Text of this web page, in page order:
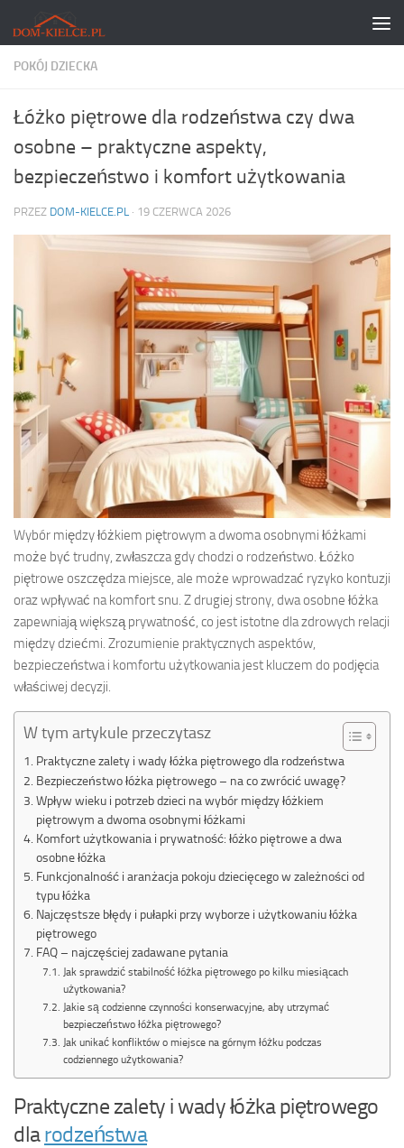
Skip to content
POKÓJ DZIECKA
Łóżko piętrowe dla rodzeństwa czy dwa
osobne – praktyczne aspekty,
bezpieczeństwo i komfort użytkowania
PRZEZ DOM-KIELCE.PL · 19 CZERWCA 2026
Wybór między łóżkiem piętrowym a dwoma osobnymi łóżkami
może być trudny, zwłaszcza gdy chodzi o rodzeństwo. Łóżko
piętrowe oszczędza miejsce, ale może wprowadzać ryzyko kontuzji
oraz wpływać na komfort snu. Z drugiej strony, dwa osobne łóżka
zapewniają większą prywatność, co jest istotne dla zdrowych relacji
między dziećmi. Zrozumienie praktycznych aspektów,
bezpieczeństwa i komfortu użytkowania jest kluczem do podjęcia
właściwej decyzji.
W tym artykule przeczytasz
Praktyczne zalety i wady łóżka piętrowego dla rodzeństwa
Bezpieczeństwo łóżka piętrowego – na co zwrócić uwagę?
Wpływ wieku i potrzeb dzieci na wybór między łóżkiem
piętrowym a dwoma osobnymi łóżkami
Komfort użytkowania i prywatność: łóżko piętrowe a dwa
osobne łóżka
Funkcjonalność i aranżacja pokoju dziecięcego w zależności od
typu łóżka
Najczęstsze błędy i pułapki przy wyborze i użytkowaniu łóżka
piętrowego
FAQ – najczęściej zadawane pytania
Jak sprawdzić stabilność łóżka piętrowego po kilku miesiącach
użytkowania?
Jakie są codzienne czynności konserwacyjne, aby utrzymać
bezpieczeństwo łóżka piętrowego?
Jak unikać konfliktów o miejsce na górnym łóżku podczas
codziennego użytkowania?
Praktyczne zalety i wady łóżka piętrowego
dlarodzeństwa